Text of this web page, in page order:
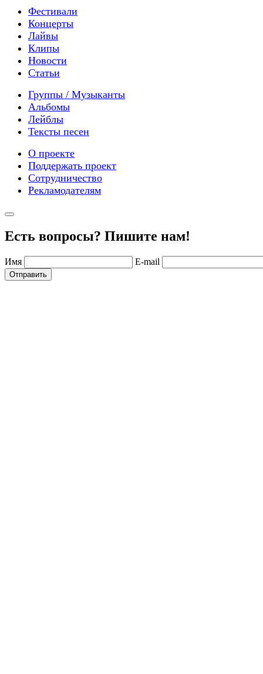
Фестивали
Концерты
Лайвы
Клипы
Новости
Статьи
Группы / Музыканты
Альбомы
Лейблы
Тексты песен
О проекте
Поддержать проект
Сотрудничество
Рекламодателям
Есть вопросы? Пишите нам!
Имя E-mail